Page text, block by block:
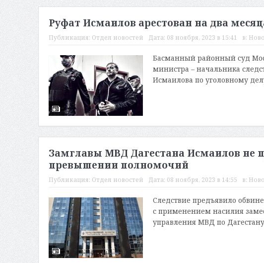
Руфат Исмаилов арестован на два
Публикация: Отдел новостей Дата: 08 ноября, 2023 в 15:41 в:
Басманный районный суд
министра – начальника
Исмаилова по уголовному
Замглавы МВД Дагестана Исмаилов не
превышении полномочий
Публикация: Отдел новостей Дата: 08 ноября, 2023 в 14:55 в:
Следствие предъявило
с применением насилия
управления МВД по